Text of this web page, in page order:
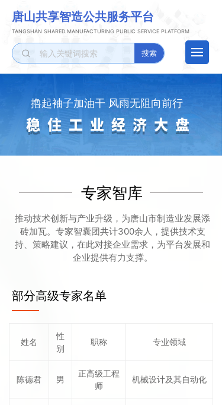
唐山共享智造公共服务平台
搜索
TANGSHAN SHARED MANUFACTURING PUBLIC SERVICE PLATFORM
稳住工业经济大盘
撸起袖子加油干 风雨无阻向前行
姓名
性
别
职称 专业领域
陈德君 男
正高级工程
师
机械设计及其自动化
专家智库
推动技术创新与产业升级，为唐山市制造业发展添
砖加瓦。 专家智囊团共计300余人，提供技术支
持、策略建议， 在此对接企业需求， 为平台发展和
企业提供有力支撑。
部分高级专家名单